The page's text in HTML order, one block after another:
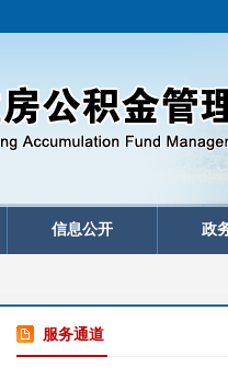
信息公开 政
服务通道